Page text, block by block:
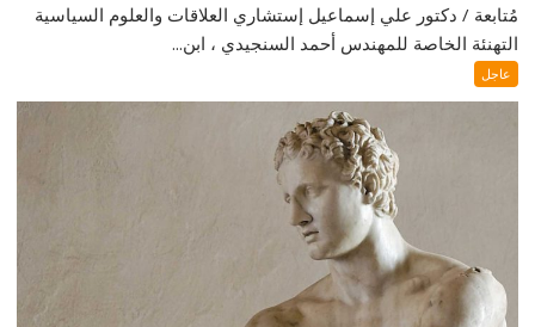
مُتابعة / دكتور علي إسماعيل إستشاري العلاقات والعلوم السياسية
التهنئة الخاصة للمهندس أحمد السنجيدي ، ابن...
عاجل